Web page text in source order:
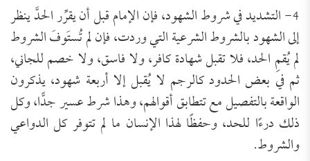
4- التشديد في شروط الشهود، فإن الإمام قبل أن يقرِّر الحدَّ ينظر
إلى الشهود بالشروط الشرعية التي وردت، فإن لم تُستَوفَ الشروط
لم يُقمِ الحد، فلا تقبل شهادة كافر، ولا فاسق، ولا خصم للجاني،
ثم في بعض الحدود كالرجم لا يُقبل إلا أربعة شهود، يذكرون
الواقعة بالتفصيل مع تتطابق أقوالهم، وهذا شرط عسير جدًّا، وكل
ذلك درءًا للحد، وحفظًا لهذا الإنسان ما لم تتوفر كل الدواعي
والشروط.